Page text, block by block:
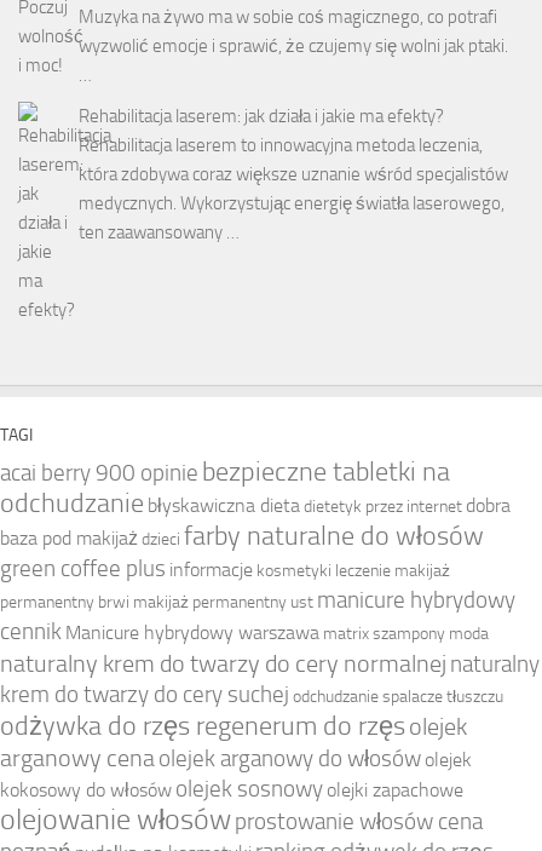
Muzyka na żywo ma w sobie coś magicznego, co potrafi
wyzwolić emocje i sprawić, że czujemy się wolni jak ptaki.
…
Rehabilitacja laserem: jak działa i jakie ma efekty?
Rehabilitacja laserem to innowacyjna metoda leczenia,
która zdobywa coraz większe uznanie wśród specjalistów
medycznych. Wykorzystując energię światła laserowego,
ten zaawansowany …
TAGI
acai berry 900 opinie bezpieczne tabletki na
odchudzanie błyskawiczna dietadietetyk przez internet dobra
baza pod makijażdzieci farby naturalne do włosów
green coffee plus informacje kosmetyki leczenie makijaż
permanentny brwi makijaż permanentny ust manicure hybrydowy
cennik Manicure hybrydowy warszawa matrix szampony moda
naturalny krem do twarzy do cery normalnej naturalny
krem do twarzy do cery suchej odchudzanie spalacze tłuszczu
odżywka do rzęs regenerum do rzęs olejek
arganowy cenaolejek arganowy do włosów olejek
kokosowy do włosów olejek sosnowy olejki zapachowe
olejowanie włosówprostowanie włosów cena